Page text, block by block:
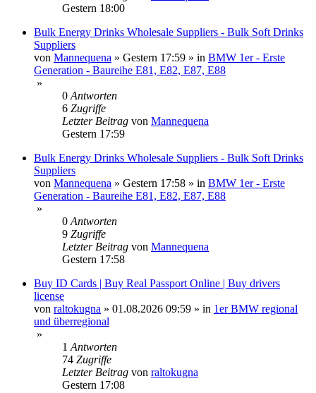
Gestern 18:00
Bulk Energy Drinks Wholesale Suppliers - Bulk Soft Drinks
Suppliers
von Mannequena » Gestern 17:59 » in BMW 1er - Erste
Generation - Baureihe E81, E82, E87, E88
»
0 Antworten
6 Zugriffe
Letzter Beitrag von Mannequena
Gestern 17:59
Bulk Energy Drinks Wholesale Suppliers - Bulk Soft Drinks
Suppliers
von Mannequena » Gestern 17:58 » in BMW 1er - Erste
Generation - Baureihe E81, E82, E87, E88
»
0 Antworten
9 Zugriffe
Letzter Beitrag von Mannequena
Gestern 17:58
Buy ID Cards | Buy Real Passport Online | Buy drivers
license
von raltokugna » 01.08.2026 09:59 » in 1er BMW regional
und überregional
»
1 Antworten
74 Zugriffe
Letzter Beitrag von raltokugna
Gestern 17:08